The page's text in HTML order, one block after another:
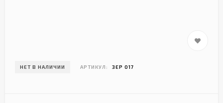
НЕТ В НАЛИЧИИ АРТИКУЛ: ЗЕР 017